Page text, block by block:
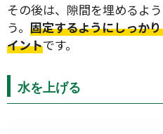
その後は、隙間を埋めるよ
う。 固定するようにしっか
イントです。
水を上げる